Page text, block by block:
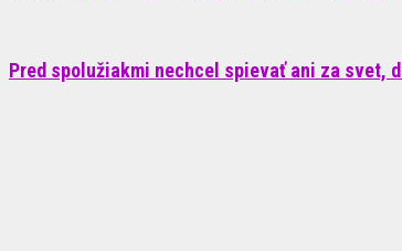
Pred spolužiakmi nechcel spievať ani za svet,